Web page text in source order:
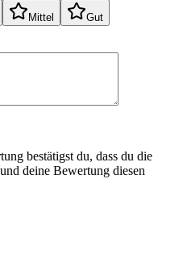
Mittel Gut
bestätigst du, dass du die
deine Bewertung diesen